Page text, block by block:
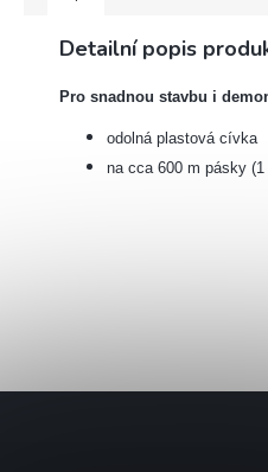
Detailní popis
Pro snadnou stavbu i
odolná plastová cívka
na cca 600 m pásky
Z